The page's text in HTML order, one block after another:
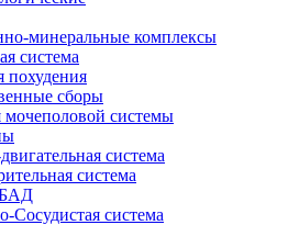
минеральные комплексы
система
похудения
сборы
системы
система
система
Сосудистая система